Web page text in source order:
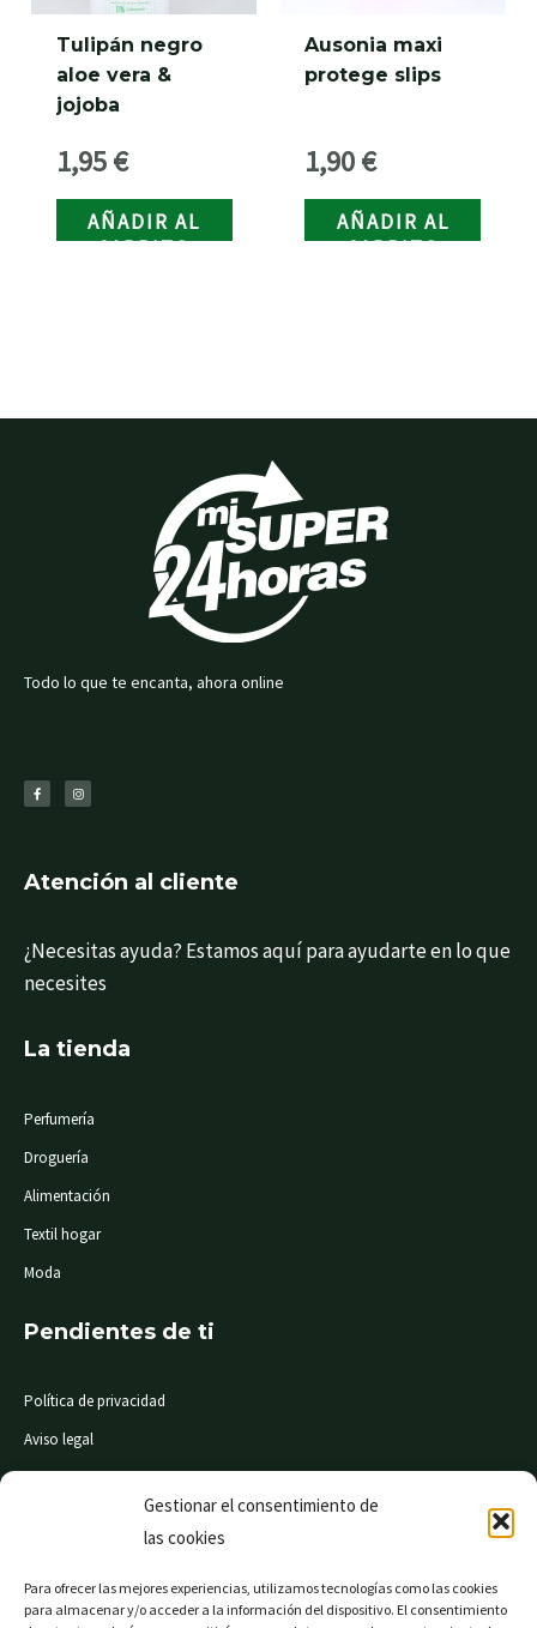
Gestionar el consentimiento de
las cookies
Para ofrecer las mejores experiencias, utilizamos tecnologías como las cookies
para almacenar y/o acceder a la información del dispositivo. El consentimiento
Tulipán negro
aloe vera &
jojoba
1,95€
AÑADIR AL
CARRITO
Ausonia maxi
protege slips
1,90€
AÑADIR AL
CARRITO
Todo lo que te encanta, ahora online
c
e
b
s
t
a
Atención al cliente
¿Necesitas ayuda? Estamos aquí para ayudarte en lo que
necesites
La tienda
Perfumería
Droguería
Alimentación
Textil hogar
Moda
Pendientes de ti
Política de privacidad
Aviso legal
Condiciones de compra
© Mi Súper 24 horas. Todos los derechos reservados